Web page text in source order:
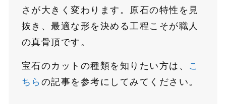
さが大きく変わります。原石の特性を見
抜き、最適な形を決める工程こそが職人
の真骨頂です。
宝石のカットの種類を知りたい方は、 こ
ちら の記事を参考にしてみてください。